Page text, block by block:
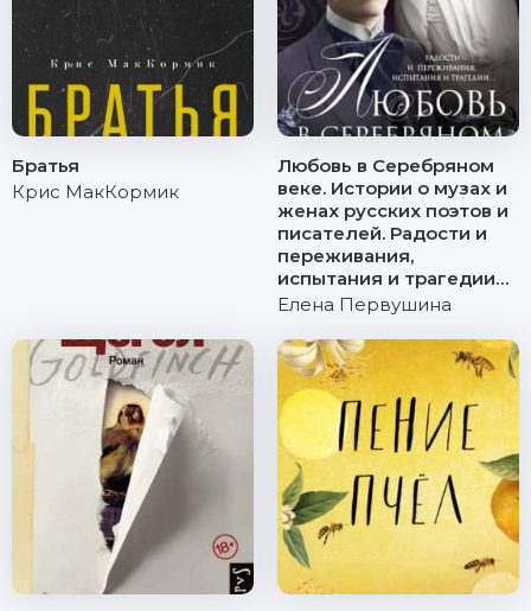
Братья
Крис МакКормик
Любовь в Серебряном
веке. Истории о музах и
женах русских поэтов и
писателей. Радости и
переживания,
испытания и трагедии…
Елена Первушина